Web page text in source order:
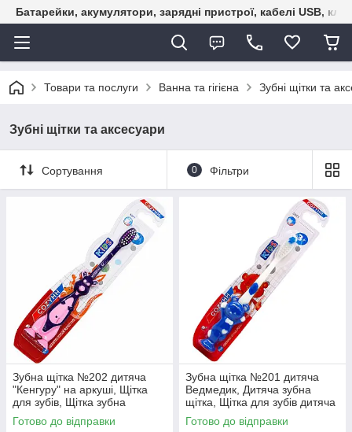
Батарейки, акумулятори, зарядні пристрої, кабелі USB,
Товари та послуги Ванна та гігієна Зубні щітки та
Зубні щітки та аксесуари
Сортування 0 Фільтри
Зубна щітка №202 дитяча
"Кенгуру" на аркуші, Щітка
для зубів, Щітка зубна
Готово до відправки
Зубна щітка №201 дитяча
Ведмедик, Дитяча зубна
щітка, Щітка для зубів дитяча
Готово до відправки